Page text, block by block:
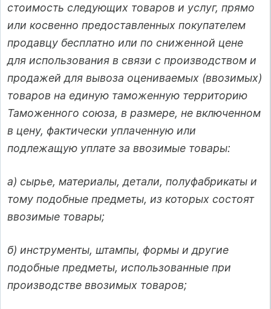
стоимость следующих товаров и услуг, прямо
или косвенно предоставленных покупателем
продавцу бесплатно или по сниженной цене
для использования в связи с производством и
продажей для вывоза оцениваемых (ввозимых)
товаров на единую таможенную территорию
Таможенного союза, в размере, не включенном
в цену, фактически уплаченную или
подлежащую уплате за ввозимые товары:
а) сырье, материалы, детали, полуфабрикаты и
тому подобные предметы, из которых состоят
ввозимые товары;
б) инструменты, штампы, формы и другие
подобные предметы, использованные при
производстве ввозимых товаров;